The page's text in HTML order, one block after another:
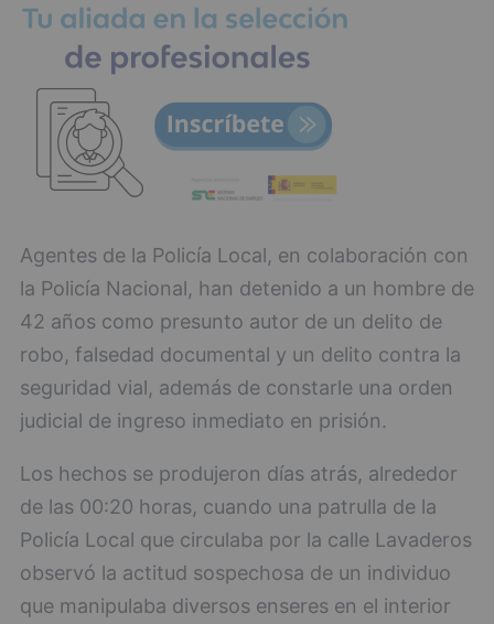
Agentes de la Policía Local, en colaboración con
la Policía Nacional, han detenido a un hombre de
42 años como presunto autor de un delito de
robo, falsedad documental y un delito contra la
seguridad vial, además de constarle una orden
judicial de ingreso inmediato en prisión.
Los hechos se produjeron días atrás, alrededor
de las 00:20 horas, cuando una patrulla de la
Policía Local que circulaba por la calle Lavaderos
observó la actitud sospechosa de un individuo
que manipulaba diversos enseres en el interior